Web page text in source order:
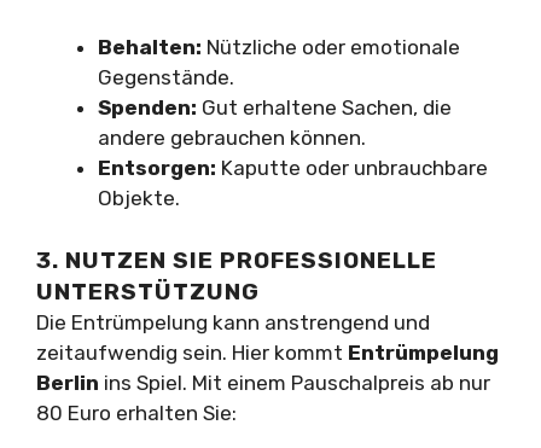
Behalten: Nützliche oder emotionale
Gegenstände.
Spenden: Gut erhaltene Sachen, die
andere gebrauchen können.
Entsorgen: Kaputte oder unbrauchbare
Objekte.
3. NUTZEN SIE PROFESSIONELLE
UNTERSTÜTZUNG
Die Entrümpelung kann anstrengend und
zeitaufwendig sein. Hier kommt Entrümpelung
Berlin ins Spiel. Mit einem Pauschalpreis ab nur
80 Euro erhalten Sie: